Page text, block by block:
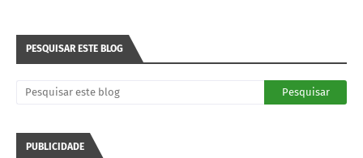
PESQUISAR ESTE BLOG
PUBLICIDADE